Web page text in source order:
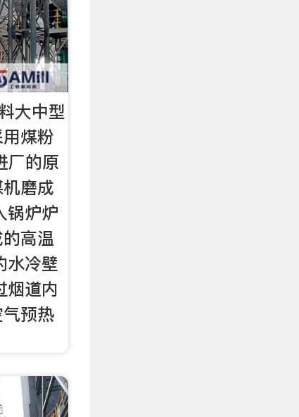
大中型
煤粉
厂的原
磨成
锅炉炉
高温
水冷壁
烟道内
预热